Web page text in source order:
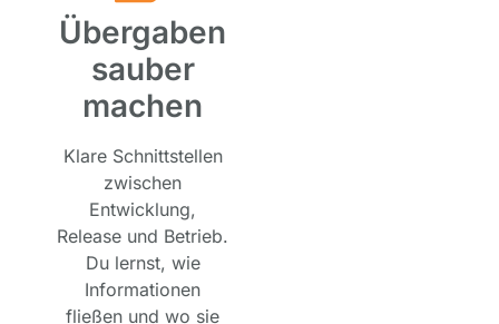
Übergaben
sauber
machen
Klare Schnittstellen
zwischen
Entwicklung,
Release und Betrieb.
Du lernst, wie
Informationen
fließen und wo sie